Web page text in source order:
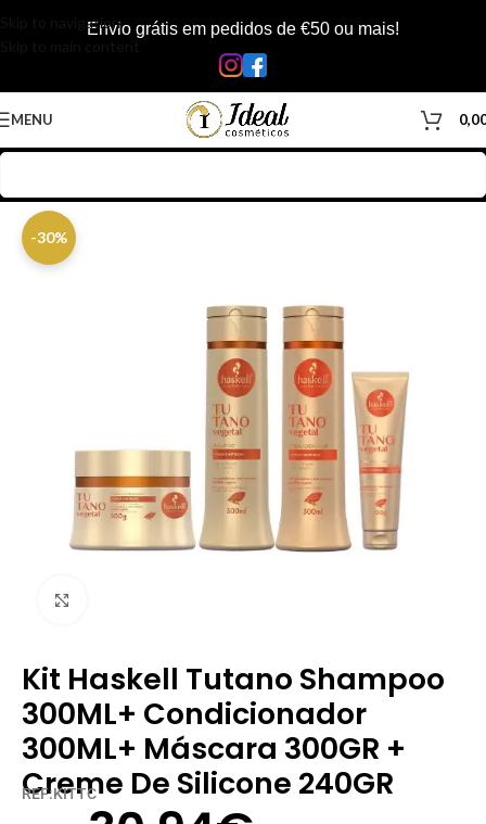
Skip to navigationEnvio grátis em pedidos de €50 ou mais!
MENU
-30%
Kit Haskell Tutano Shampoo
300ML+ Condicionador
300ML+ Máscara 300GR +
Creme De Silicone 240GR
REF:KITTC